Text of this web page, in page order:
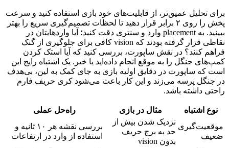
برای تحلیل عمیق‌تر، از قابلیت‌های خود بازی استفاده کنید و سرعت
پخش را روی ۲ برابر قرار دهید تا لحظات تصمیم‌گیری سریع را بهتر
ببینید. به placement وارد و سنتری دقت کنید؛ آیا واردهایتان در
نقاطی قرار گرفته بودند که vision کافی برای جلوگیری از گنک
فراهم کنند؟ در نقش ساپورت، بررسی کنید که آیا استک کردن
کمپ‌های جنگل را به موقع انجام داده‌اید یا خیر. یک اشتباه رایج این
است که ساپورت در دقایق اولیه بازی به جای کمک به لین، بی‌هدف
در جنگل پرسه می‌زند و این کار باعث می‌شود کری حریف فارم
راحتی داشته باشد.
نوع اشتباه مثال در بازی
راه‌حل عملی
موقعیت‌گیری
ضعیف
نزدیک شدن بیش از
حد به برج حریف
بدون vision
بررسی نقشه هر ۱۰ ثانیه و
استفاده از وارد در ارتفاعات